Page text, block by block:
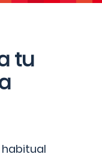
tu
habitual